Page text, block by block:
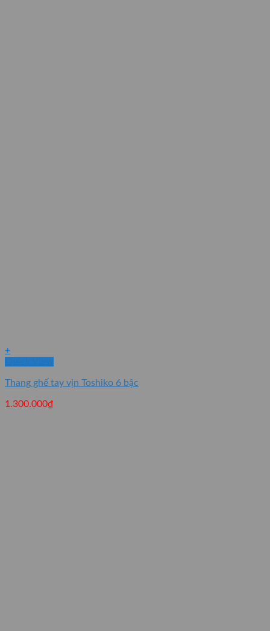
+
Quick View
Thang ghế tay vịn Toshiko 6 bậc
1.300.000₫